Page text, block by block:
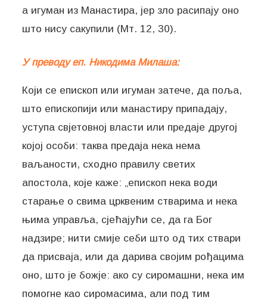
а игуман из Манастира, јер зло расипају оно
што нису сакупили (Мт. 12, 30).
У преводу еп. Никодима Милаша:
Који се епископ или игуман затече, да поља,
што епископији или манастиру припадају,
уступа свјетовној власти или предаје другој
којој особи: таква предаја нека нема
ваљаности, сходно правилу светих
апостола, које каже: „епископ нека води
старање о свима црквеним стварима и нека
њима управља, сјећајући се, да га Бог
надзире; нити смије себи што од тих ствари
да присваја, или да дарива својим рођацима
оно, што је божје: ако су сиромашни, нека им
помогне као сиромасима, али под тим